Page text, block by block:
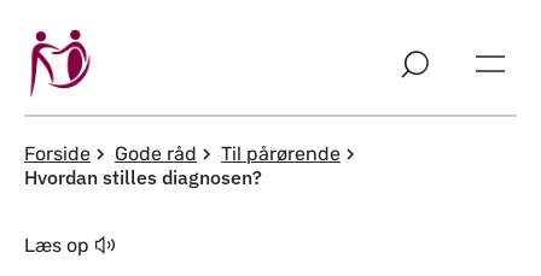
Forside Gode råd Til pårørende
Hvordan stilles diagnosen?
Læs op